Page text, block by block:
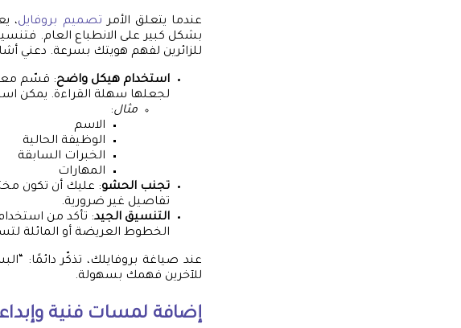
عندما يتعلق الأمر تصميم بروفايل،
بشكل كبير على الانطباع العام.
للزائرين لفهم هويتك بسرعة.
استخدام هيكل واضح: قسّم
لجعلها سهلة القراءة. يمكن
مثال:
الاسم
الوظيفة الحالية
الخبرات السابقة
المهارات
تجنب الحشو: عليك أن تكون
تفاصيل غير ضرورية.
التنسيق الجيد: تأكد من
الخطوط العريضة أو المائلة
عند صياغة بروفايلك، تذكّر دائمًا:
للآخرين فهمك بسهولة.
إضافة لمسات فنية